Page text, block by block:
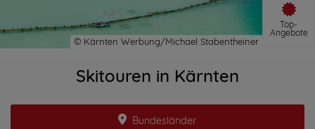
Top-
Angebote
Skitouren in Kärnten
Bundesländer